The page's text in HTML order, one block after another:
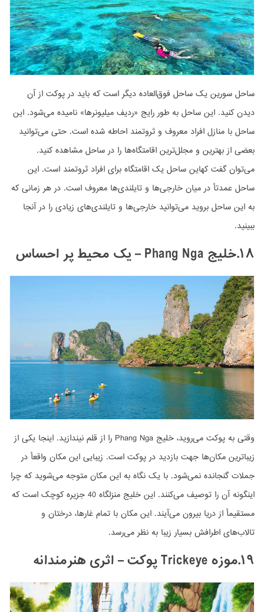
ساحل سورین یک ساحل فوق‌العاده دیگر است که باید در پوکت از آن
دیدن کنید. این ساحل به طور رایج «ردیف میلیونرها» نامیده می‌شود. این
ساحل با منازل افراد معروف و ثروتمند احاطه شده است. حتی می‌توانید
بعضی از بهترین و مجلل‌ترین اقامتگاه‌ها را در ساحل مشاهده کنید.
می‌توان گفت کهاین ساحل یک اقامتگاه برای افراد ثروتمند است. این
ساحل عمدتأ در میان خارجی‌ها و تایلندی‌ها معروف است. در هر زمانی که
به این ساحل بروید می‌توانید خارجی‌ها و تایلندی‌های زیادی را در آنجا
ببینید.
۱۸.خلیج Phang Nga – یک محیط پر احساس
وقتی به پوکت می‌روید، خلیج Phang Nga را از قلم نیندازید. اینجا یکی از
زیباترین مکان‌ها جهت بازدید در پوکت است. زیبایی این مکان واقعأ در
جملات گنجانده نمی‌شود. با یک نگاه به این مکان متوجه می‌شوید که چرا
اینگونه آن را توصیف می‌کنند. این خلیج منزلگاه 40 جزیره کوچک است که
مستقیمأ از دریا بیرون می‌آیند. این مکان با تمام غارها، درختان و
تالاب‌های اطرافش بسیار زیبا به نظر می‌رسد.
۱۹.موزه Trickeye پوکت – اثری هنرمندانه